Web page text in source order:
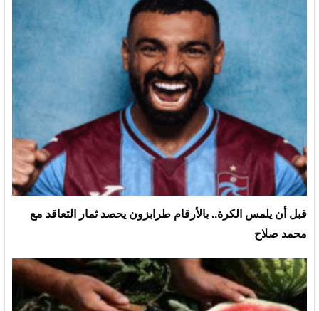
قبل أن يلمس الكرة.. بالأرقام طرابزون يحصد ثمار التعاقد مع
محمد صلاح